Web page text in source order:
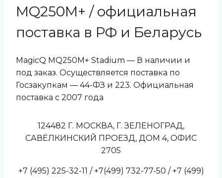
MQ250M+ / официальная
поставка в РФ и Беларусь
MagicQ MQ250M+ Stadium — В наличии и
под заказ. Осуществляется поставка по
Госзакупкам — 44-ФЗ и 223. Официальная
поставка с 2007 года
124482 Г. МОСКВА, Г. ЗЕЛЕНОГРАД,
САВЁЛКИНСКИЙ ПРОЕЗД, ДОМ 4, ОФИС
2705
+7 (495) 225-32-11 / +7(499) 732-77-50 / +7 (499)